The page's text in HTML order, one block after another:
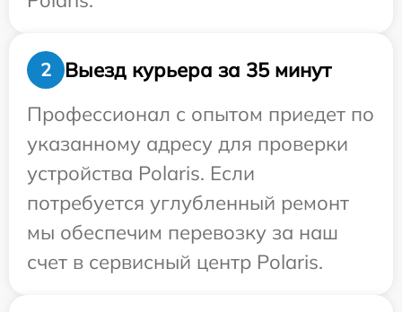
2
Выезд курьера за 35 минут
Профессионал с опытом приедет по
указанному адресу для проверки
устройства Polaris. Если
потребуется углубленный ремонт
мы обеспечим перевозку за наш
счет в сервисный центр Polaris.